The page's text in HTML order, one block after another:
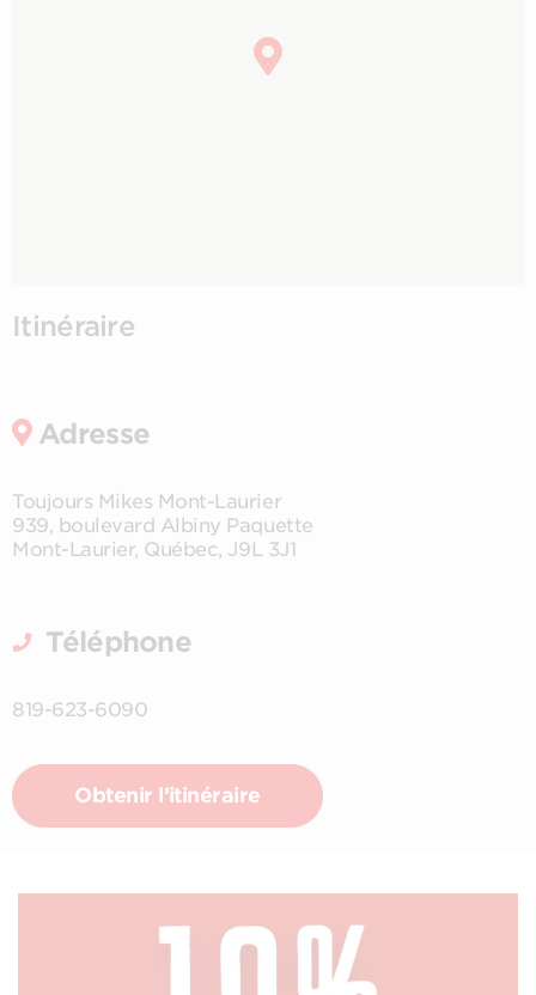
Itinéraire
Adresse
Toujours Mikes Mont-Laurier
939, boulevard Albiny Paquette
Mont-Laurier, Québec, J9L 3J1
Téléphone
819-623-6090
Obtenir l’itinéraire